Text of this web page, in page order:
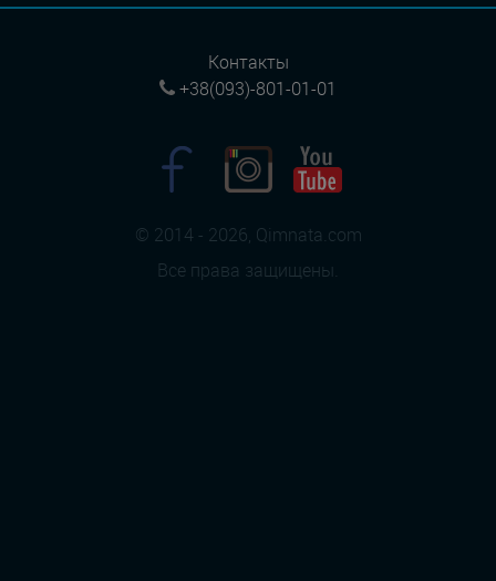
© 2014 - 2026, Qimnata.com
Все права защищены.
Контакты
+38(093)-801-01-01